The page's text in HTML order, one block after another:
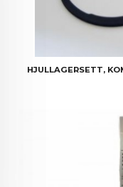
HJULLAGERSETT,